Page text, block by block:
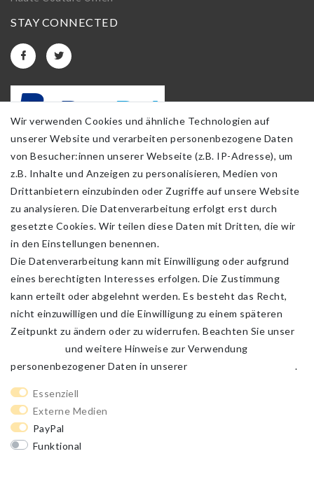
STAY CONNECTED
Impressum
Wir verwenden Cookies und ähnliche Technologien auf
unserer Website und verarbeiten personenbezogene Daten
von Besucher:innen unserer Webseite (z.B. IP-Adresse), um
z.B. Inhalte und Anzeigen zu personalisieren, Medien von
Drittanbietern einzubinden oder Zugriffe auf unsere Website
zu analysieren. Die Datenverarbeitung erfolgt erst durch
gesetzte Cookies. Wir teilen diese Daten mit Dritten, die wir
in den Einstellungen benennen.
Die Datenverarbeitung kann mit Einwilligung oder aufgrund
eines berechtigten Interesses erfolgen. Die Zustimmung
kann erteilt oder abgelehnt werden. Es besteht das Recht,
nicht einzuwilligen und die Einwilligung zu einem späteren
Zeitpunkt zu ändern oder zu widerrufen. Beachten Sie unser
und weitere Hinweise zur Verwendung
personenbezogener Daten in unserer
.
Essenziell
Externe Medien
PayPal
Funktional